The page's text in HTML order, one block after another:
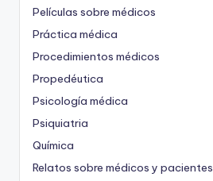
Películas sobre médicos
Práctica médica
Procedimientos médicos
Propedéutica
Psicología médica
Psiquiatria
Química
Relatos sobre médicos y pacientes